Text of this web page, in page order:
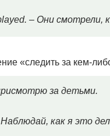
– Они смотрели,
«следить за кем-
за детьми.
Наблюдай, как я это